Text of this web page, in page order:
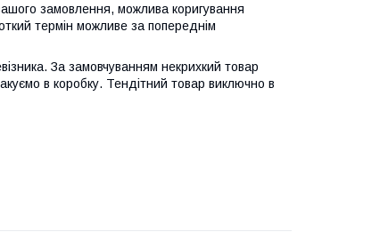
замовлення, можлива коригування
термін можливе за попереднім
За замовчуванням некрихкий товар
в коробку. Тендітний товар виключно в